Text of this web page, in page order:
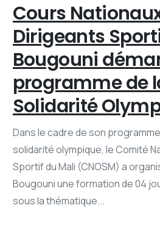
Cours
Dirigeants
Bougouni
programme de
Solidarité
Dans le cadre de son
solidarité olympique, le Comité
Sportif du Mali (CNOSM) a
Bougouni une formation de 04
sous la thématique...